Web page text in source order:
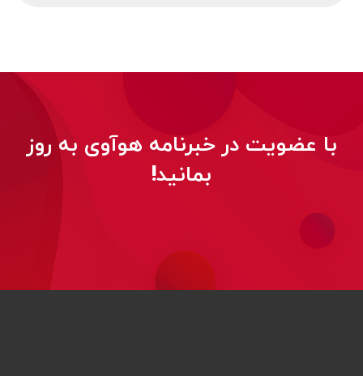
با عضویت در خبرنامه هوآوی به روز
بمانید!